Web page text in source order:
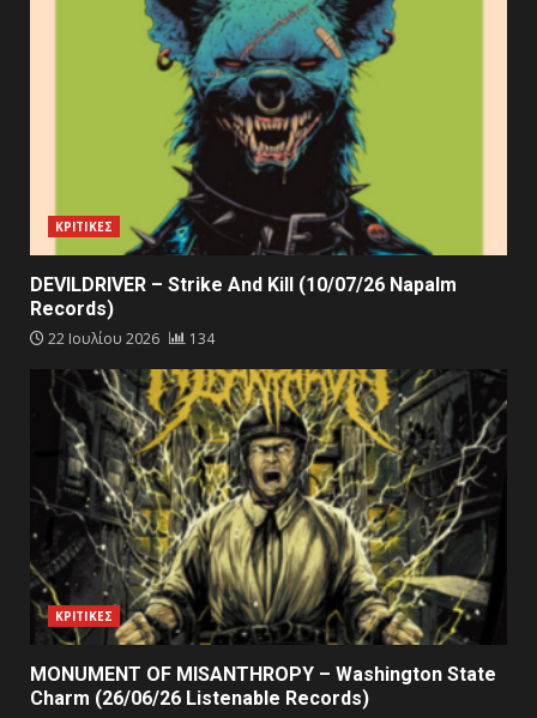
ΚΡΙΤΙΚΕΣ
DEVILDRIVER – Strike And Kill (10/07/26 Napalm
Records)
22 Ιουλίου 2026 134
ΚΡΙΤΙΚΕΣ
MONUMENT OF MISANTHROPY – Washington State
Charm (26/06/26 Listenable Records)